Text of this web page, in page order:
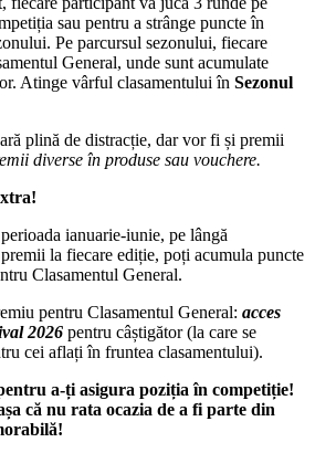
sau pentru a strânge puncte în
Pe parcursul sezonului, fiecare
General, unde sunt acumulate
Atinge vârful clasamentului în Sezonul
plină de distracție, dar vor fi și premii
diverse în produse sau vouchere.
ianuarie-iunie, pe lângă
la fiecare ediție, poți acumula puncte
Clasamentul General.
pentru Clasamentul General: acces
2026 pentru câștigător (la care se
cei aflați în fruntea clasamentului).
a-ți asigura poziția în competiție!
că nu rata ocazia de a fi parte din